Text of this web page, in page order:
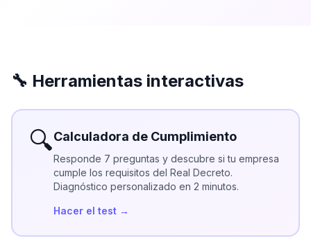
🔧 Herramientas interactivas
🔍Calculadora de Cumplimiento
Responde 7 preguntas y descubre si tu empresa
cumple los requisitos del Real Decreto.
Diagnóstico personalizado en 2 minutos.
Hacer el test →